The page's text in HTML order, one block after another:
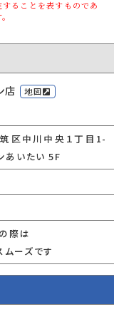
ることを表すものであ
店 地図
区中川中央１丁目1-
あいたい 5F
際は
ムーズです